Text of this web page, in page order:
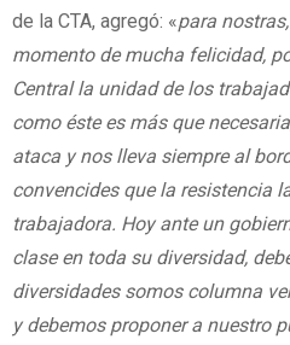
de la CTA, agregó: «para
momento de mucha felicidad,
Central la unidad de los
como éste es más que
ataca y nos lleva siempre al
convencides que la resistencia
trabajadora. Hoy ante un
clase en toda su diversidad,
diversidades somos columna
y debemos proponer a nuestro